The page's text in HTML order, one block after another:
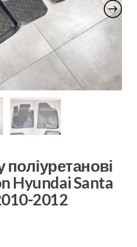
Hyundai Santa
2012